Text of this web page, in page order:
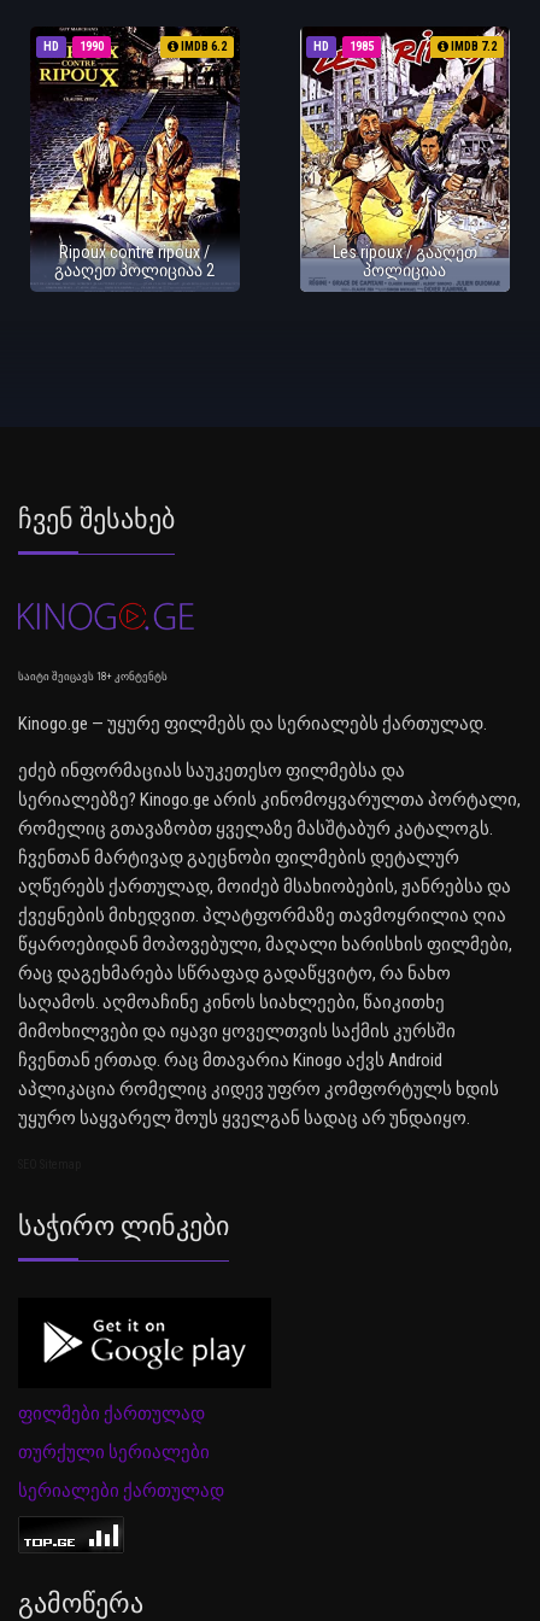
HD 1990 IMDB 6.2
Ripoux contre ripoux /
გააღეთ პოლიციაა 2
HD 1985 IMDB 7.2
Les ripoux / გააღეთ
პოლიციაა
Ჩვენ Შესახებ
საიტი შეიცავს 18+ კონტენტს
Kinogo.ge — უყურე ფილმებს და სერიალებს ქართულად.
ეძებ ინფორმაციას საუკეთესო ფილმებსა და
სერიალებზე? Kinogo.ge არის კინომოყვარულთა პორტალი,
რომელიც გთავაზობთ ყველაზე მასშტაბურ კატალოგს.
ჩვენთან მარტივად გაეცნობი ფილმების დეტალურ
აღწერებს ქართულად, მოიძებ მსახიობების, ჟანრებსა და
ქვეყნების მიხედვით. პლატფორმაზე თავმოყრილია ღია
წყაროებიდან მოპოვებული, მაღალი ხარისხის ფილმები,
რაც დაგეხმარება სწრაფად გადაწყვიტო, რა ნახო
საღამოს. აღმოაჩინე კინოს სიახლეები, წაიკითხე
მიმოხილვები და იყავი ყოველთვის საქმის კურსში
ჩვენთან ერთად. რაც მთავარია Kinogo აქვს Android
აპლიკაცია რომელიც კიდევ უფრო კომფორტულს ხდის
უყურო საყვარელ შოუს ყველგან სადაც არ უნდაიყო.
Საჭირო Ლინკები
ფილმები ქართულად
თურქული სერიალები
სერიალები ქართულად
Გამოწერა